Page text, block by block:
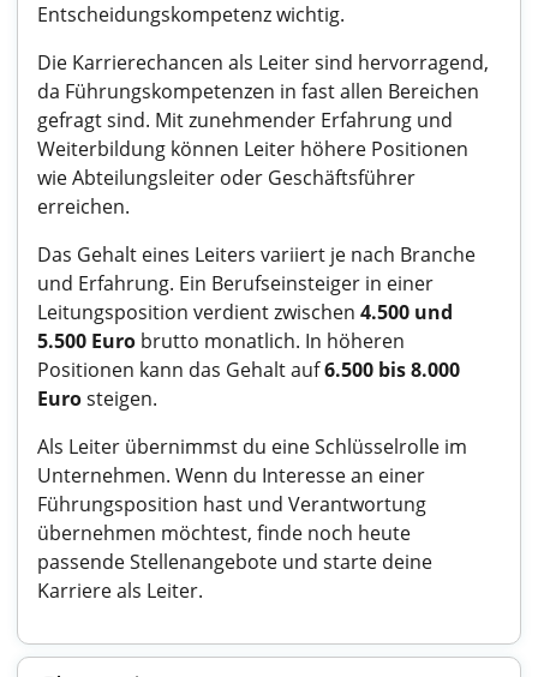
Entscheidungskompetenz wichtig.
Die Karrierechancen als Leiter sind hervorragend,
da Führungskompetenzen in fast allen Bereichen
gefragt sind. Mit zunehmender Erfahrung und
Weiterbildung können Leiter höhere Positionen
wie Abteilungsleiter oder Geschäftsführer
erreichen.
Das Gehalt eines Leiters variiert je nach Branche
und Erfahrung. Ein Berufseinsteiger in einer
Leitungsposition verdient zwischen 4.500 und
5.500 Euro brutto monatlich. In höheren
Positionen kann das Gehalt auf6.500 bis 8.000
Eurosteigen.
Als Leiter übernimmst du eine Schlüsselrolle im
Unternehmen. Wenn du Interesse an einer
Führungsposition hast und Verantwortung
übernehmen möchtest, finde noch heute
passende Stellenangebote und starte deine
Karriere als Leiter.